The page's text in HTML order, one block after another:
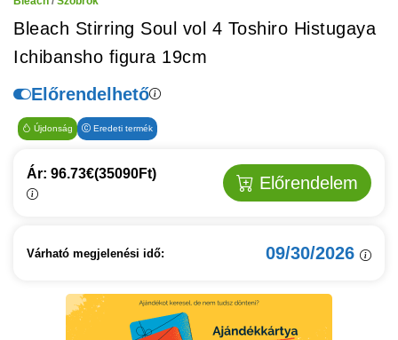
Bleach Stirring Soul vol 4 Toshiro Histugaya
Ichibansho figura 19cm
Előrendelhető
Újdonság Eredeti termék
Ár: 96.73€(35090Ft) Előrendelem
Várható megjelenési idő: 09/30/2026